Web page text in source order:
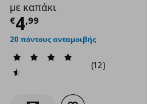
με καπάκι
€4,99
Τρέχουσα τιμή
20 πόντους ανταμοιβής
(12)